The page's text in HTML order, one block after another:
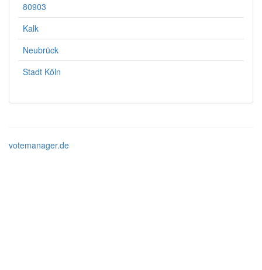
80903
Kalk
Neubrück
Stadt Köln
votemanager.de